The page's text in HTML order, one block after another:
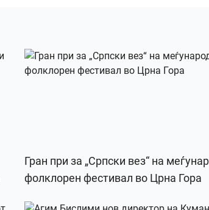
Гран при за „Српски вез“ на
фолклорен фестивал во Црна Гора